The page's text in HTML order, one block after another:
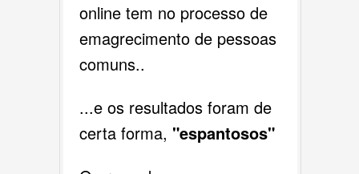
online tem no processo de
emagrecimento de pessoas
comuns..
...e os resultados foram de
certa forma, "espantosos"